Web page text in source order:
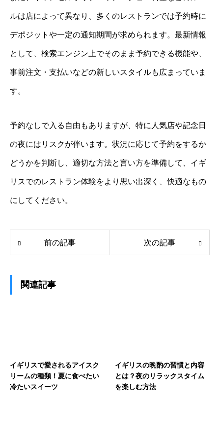
ルは店によって異なり、多くのレストランでは予約時に
デポジットや一定の通知期間が求められます。最新情報
として、検索エンジン上でそのまま予約できる機能や、
事前注文・支払いなどの新しいスタイルも広まっていま
す。
予約なしで入る自由もありますが、特に人気店や記念日
の夜にはリスクが伴います。状況に応じて予約をするか
どうかを判断し、適切な方法と言い方を準備して、イギ
リスでのレストラン体験をより思い出深く、快適なもの
にしてください。
前の記事 次の記事
関連記事
イギリスで愛されるアイスク
リームの種類！夏に食べたい
冷たいスイーツ
イギリスの晩酌の習慣と内容
とは？夜のリラックスタイム
を楽しむ方法